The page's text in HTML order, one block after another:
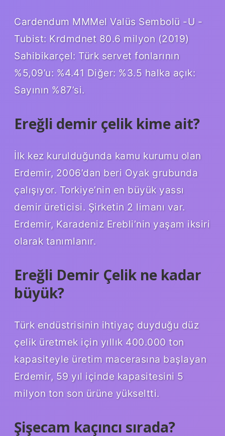
Cardendum MMMel Valüs Sembolü -U -
Tubist: Krdmdnet 80.6 milyon (2019)
Sahibikarçel: Türk servet fonlarının
%5,09’u: %4.41 Diğer: %3.5 halka açık:
Sayının %87’si.
Ereğli demir çelik kime ait?
İlk kez kurulduğunda kamu kurumu olan
Erdemir, 2006’dan beri Oyak grubunda
çalışıyor. Torkiye’nin en büyük yassı
demir üreticisi. Şirketin 2 limanı var.
Erdemir, Karadeniz Erebli’nin yaşam iksiri
olarak tanımlanır.
Ereğli Demir Çelik ne kadar
büyük?
Türk endüstrisinin ihtiyaç duyduğu düz
çelik üretmek için yıllık 400.000 ton
kapasiteyle üretim macerasına başlayan
Erdemir, 59 yıl içinde kapasitesini 5
milyon ton son ürüne yükseltti.
Şişecam kaçıncı sırada?